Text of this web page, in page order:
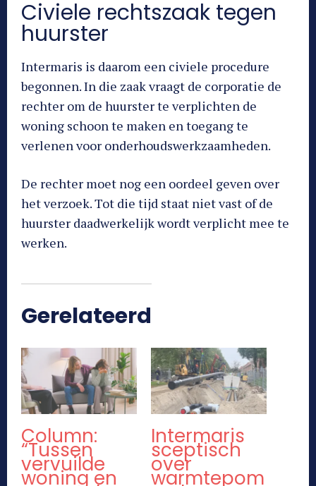
Civiele rechtszaak tegen
huurster
Intermaris is daarom een civiele procedure
begonnen. In die zaak vraagt de corporatie de
rechter om de huurster te verplichten de
woning schoon te maken en toegang te
verlenen voor onderhoudswerkzaamheden.
De rechter moet nog een oordeel geven over
het verzoek. Tot die tijd staat niet vast of de
huurster daadwerkelijk wordt verplicht mee te
werken.
Gerelateerd
Column:
“Tussen
vervuilde
woning en
Intermaris
sceptisch
over
warmtepom